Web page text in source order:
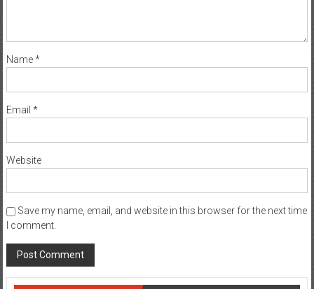
Name*
Email *
Website
Save my name, email, and website in this browser for the next time
I comment.